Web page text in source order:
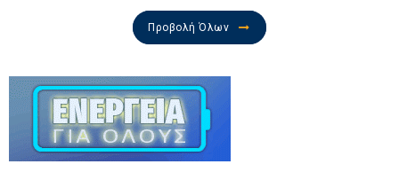
Προβολή Όλων